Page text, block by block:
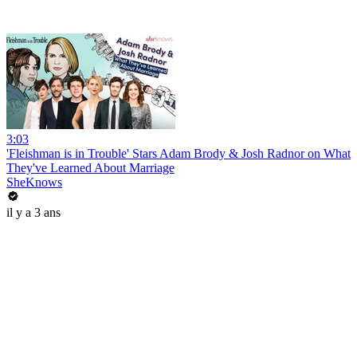
3:03
'Fleishman is in Trouble' Stars Adam Brody & Josh Radnor on What
They've Learned About Marriage
SheKnows
il y a 3 ans